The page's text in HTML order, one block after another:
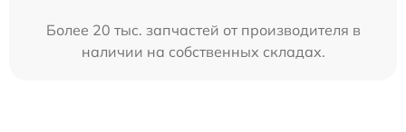
Более 20 тыс. запчастей от производителя в
наличии на собственных складах.